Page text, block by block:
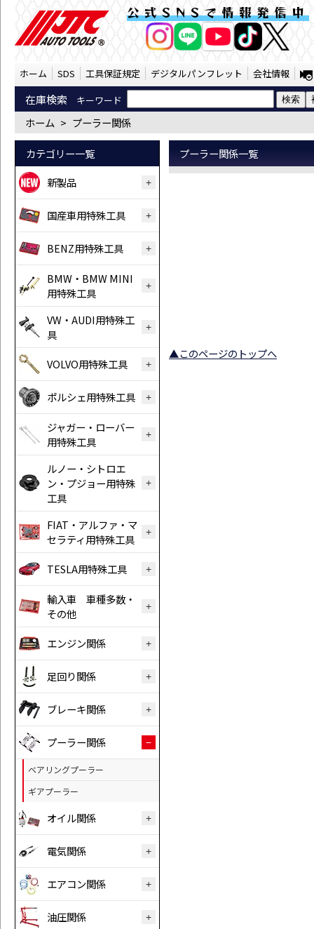
プーラー関係 （SST） | JTC Auto
公式SNSで情報発信中
ホーム SDS 工具保証規定 デジタルパンフレット 会社情報
在庫検索 キーワード
ホーム > プーラー関係
カテゴリー一覧
新製品
国産車用特殊工具
BENZ用特殊工具
BMW・BMW MINI
用特殊工具
VW・AUDI用特殊工
具
VOLVO用特殊工具
ポルシェ用特殊工具
ジャガー・ローバー
用特殊工具
ルノー・シトロエ
ン・プジョー用特殊
工具
FIAT・アルファ・マ
セラティ用特殊工具
TESLA用特殊工具
輸入車 車種多数・
その他
エンジン関係
足回り関係
ブレーキ関係
プーラー関係
ベアリングプーラー
ギアプーラー
オイル関係
電気関係
エアコン関係
油圧関係
プーラー関係一覧
▲このページのトップへ
AI商品コンシェルジ
オンライン